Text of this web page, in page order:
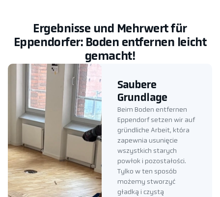
Ergebnisse und Mehrwert für
Eppendorfer: Boden entfernen leicht
gemacht!
Saubere
Grundlage
Beim Boden entfernen
Eppendorf setzen wir auf
gründliche Arbeit, która
zapewnia usunięcie
wszystkich starych
powłok i pozostałości.
Tylko w ten sposób
możemy stworzyć
gładką i czystą